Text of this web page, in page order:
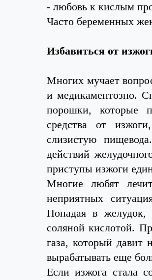
- любовь к кислым
Часто беременных
Избавиться от
Многих мучает
и медикаментозно.
порошки, которые
средства от
слизистую
действий
приступы изжоги
Многие любят
неприятных
Попадая в желудок,
соляной кислотой.
газа, который давит
вырабатывать еще
Если изжога стала